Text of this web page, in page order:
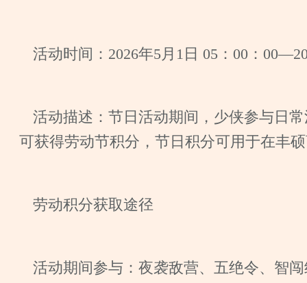
活动时间：2026年5月1日 05：00：
活动描述：节日活动期间，少侠参与日
可获得劳动节积分，节日积分可用于在丰
劳动积分获取途径
活动期间参与：夜袭敌营、五绝令、智